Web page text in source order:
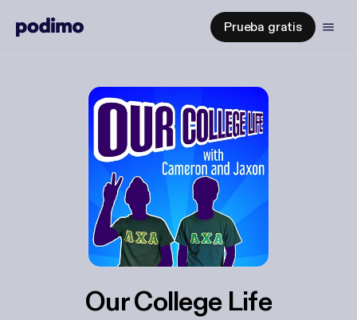
Prueba gratis
Our College Life